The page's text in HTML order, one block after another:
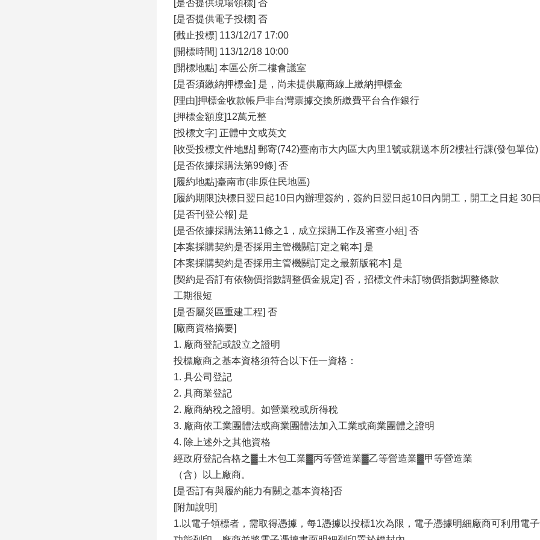
[是否提供現場領標] 否
[是否提供電⼦投標] 否
[截⽌投標] 113/12/17 17:00
[開標時間] 113/12/18 10:00
[開標地點] 本區公所⼆樓會議室
[是否須繳納押標⾦] 是，尚未提供廠商線上繳納押標⾦
[理由]押標⾦收款帳⼾非台灣票據交換所繳費平台合作銀⾏
[押標⾦額度]12萬元整
[投標文字] 正體中文或英文
[收受投標文件地點] 郵寄(742)臺南市⼤內區⼤內⾥1號或親送本所2樓社⾏課(發包單位)
[是否依據採購法第99條] 否
[履約地點]臺南市(非原住⺠地區)
[履約期限]決標⽇翌⽇起10⽇內辦理簽約，簽約⽇翌⽇起10⽇內開⼯，開⼯之⽇起 30
[是否刊登公報] 是
[是否依據採購法第11條之1，成立採購⼯作及審查⼩組] 否
[本案採購契約是否採⽤主管機關訂定之範本] 是
[本案採購契約是否採⽤主管機關訂定之最新版範本] 是
[契約是否訂有依物價指數調整價⾦規定] 否，招標文件未訂物價指數調整條款
⼯期很短
[是否屬災區重建⼯程] 否
[廠商資格摘要]
1. 廠商登記或設立之證明
投標廠商之基本資格須符合以下任⼀資格：
1. 具公司登記
2. 具商業登記
2. 廠商納稅之證明。如營業稅或所得稅
3. 廠商依⼯業團體法或商業團體法加入⼯業或商業團體之證明
4. 除上述外之其他資格
經政府登記合格之▓⼟⽊包⼯業▓丙等營造業▓⼄等營造業▓甲等營造業
（含）以上廠商。
[是否訂有與履約能⼒有關之基本資格]否
[附加說明]
1.以電⼦領標者，需取得憑據，每1憑據以投標1次為限，電⼦憑據明細廠商可利⽤電